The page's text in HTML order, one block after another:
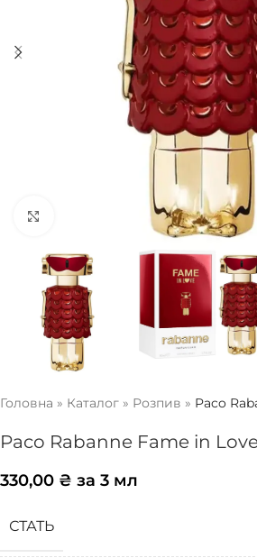
Натисніть, щоб збільшити
Головна » Каталог » Розпив » Paco
Paco Rabanne Fame in
330,00 ₴ за 3 мл
СТАТЬ